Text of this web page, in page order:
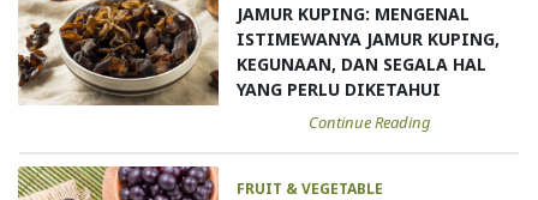
JAMUR KUPING: MENGENAL
ISTIMEWANYA JAMUR KUPING,
KEGUNAAN, DAN SEGALA HAL
YANG PERLU DIKETAHUI
Continue Reading
FRUIT & VEGETABLE